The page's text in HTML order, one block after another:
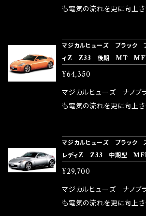
はこちらのマジカルヒュー
rz）の2店舗の専売品にな
い致します。
も電気の流れを更に向上さ
メ！ レーシングドライバ
ターとなり吟味し時間を掛
体感出来て面白く、車には
リットが無い。と。 コラボ
はこちらのマジカルヒュー
rz）の2店舗の専売品にな
い致します。
マジカルヒューズ ブラック
ィZ Z33 後期 MT
¥64,350
マジカルヒューズ ナノブ
も電気の流れを更に向上さ
メ！ レーシングドライバ
ターとなり吟味し時間を掛
体感出来て面白く、車には
リットが無い。と。 コラボ
はこちらのマジカルヒュー
マジカルヒューズ ブラック
レディZ Z33 中期型
¥29,700
マジカルヒューズ ナノブ
も電気の流れを更に向上さ